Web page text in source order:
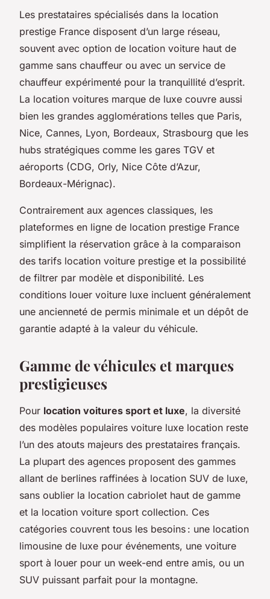
Les prestataires spécialisés dans la location
prestige France disposent d’un large réseau,
souvent avec option de location voiture haut de
gamme sans chauffeur ou avec un service de
chauffeur expérimenté pour la tranquillité d’esprit.
La location voitures marque de luxe couvre aussi
bien les grandes agglomérations telles que Paris,
Nice, Cannes, Lyon, Bordeaux, Strasbourg que les
hubs stratégiques comme les gares TGV et
aéroports (CDG, Orly, Nice Côte d’Azur,
Bordeaux-Mérignac).
Contrairement aux agences classiques, les
plateformes en ligne de location prestige France
simplifient la réservation grâce à la comparaison
des tarifs location voiture prestige et la possibilité
de filtrer par modèle et disponibilité. Les
conditions louer voiture luxe incluent généralement
une ancienneté de permis minimale et un dépôt de
garantie adapté à la valeur du véhicule.
Gamme de véhicules et marques
prestigieuses
Pour location voitures sport et luxe, la diversité
des modèles populaires voiture luxe location reste
l’un des atouts majeurs des prestataires français.
La plupart des agences proposent des gammes
allant de berlines raffinées à location SUV de luxe,
sans oublier la location cabriolet haut de gamme
et la location voiture sport collection. Ces
catégories couvrent tous les besoins : une location
limousine de luxe pour événements, une voiture
sport à louer pour un week-end entre amis, ou un
SUV puissant parfait pour la montagne.